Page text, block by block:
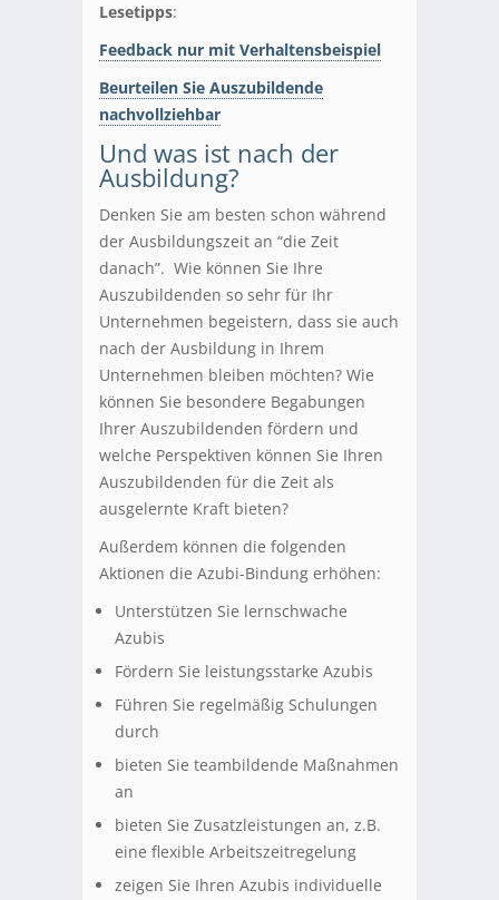
Lesetipps:
Feedback nur mit Verhaltensbeispiel
Beurteilen Sie Auszubildende
nachvollziehbar
Und was ist nach der
Ausbildung?
Denken Sie am besten schon während
der Ausbildungszeit an “die Zeit
danach”. Wie können Sie Ihre
Auszubildenden so sehr für Ihr
Unternehmen begeistern, dass sie auch
nach der Ausbildung in Ihrem
Unternehmen bleiben möchten? Wie
können Sie besondere Begabungen
Ihrer Auszubildenden fördern und
welche Perspektiven können Sie Ihren
Auszubildenden für die Zeit als
ausgelernte Kraft bieten?
Außerdem können die folgenden
Aktionen die Azubi-Bindung erhöhen:
Unterstützen Sie lernschwache
Azubis
Fördern Sie leistungsstarke Azubis
Führen Sie regelmäßig Schulungen
durch
bieten Sie teambildende Maßnahmen
an
bieten Sie Zusatzleistungen an, z.B.
eine flexible Arbeitszeitregelung
zeigen Sie Ihren Azubis individuelle